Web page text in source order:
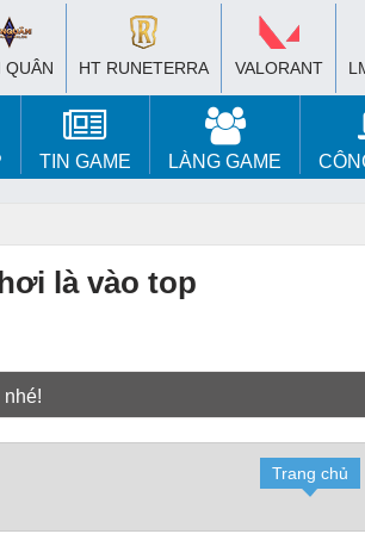
QUÂN HT RUNETERRA VALORANT
TIN GAME LÀNG GAME
là vào top
Trang chủ